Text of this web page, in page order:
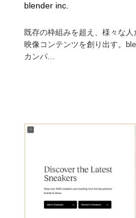
blender inc.
既存の枠組みを超え、様々な人
映像コンテンツを創り出す。
カンパ...